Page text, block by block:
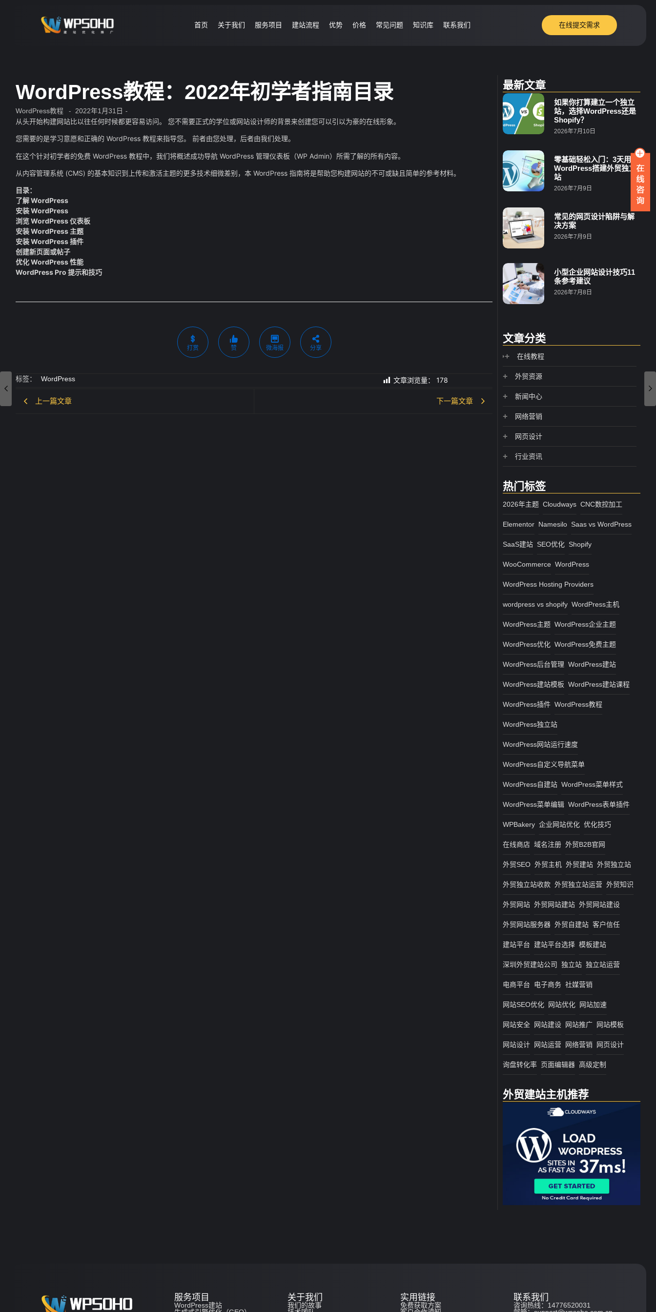
首页 关于我们 服务项目 建站流程 优势 价格 常见问题 知识库 联系我们 在线提交需求
WordPress教程：2022年初学者指南目录
WordPress教程 - 2022年1月31日 -
从头开始构建网站比以往任何时候都更容易访问。 您不需要正式的学位或网站设计师的背景来创建您可以引以为豪的在线形象。
您需要的是学习意愿和正确的 WordPress 教程来指导您。 前者由您处理，后者由我们处理。
在这个针对初学者的免费 WordPress 教程中，我们将概述成功导航 WordPress 管理仪表板（WP Admin）所需了解的所有内容。
从内容管理系统 (CMS) 的基本知识到上传和激活主题的更多技术细微差别，本 WordPress 指南将是帮助您构建网站的不可或缺且简单的参考材料。
目录：
了解 WordPress
安装 WordPress
浏览 WordPress 仪表板
安装 WordPress 主题
安装 WordPress 插件
创建新页面或帖子
优化 WordPress 性能
WordPress Pro 提示和技巧
打赏 赞 微海报 分享
标签： WordPress 文章浏览量： 178
上一篇文章 下一篇文章
最新文章
如果你打算建立一个独立
站，选择WordPress还是
Shopify？
2026年7月10日
零基础轻松入门：3天用
WordPress搭建外贸独立
站
2026年7月9日
常见的网页设计陷阱与解
决方案
2026年7月9日
小型企业网站设计技巧11
条参考建议
2026年7月8日
文章分类
在线教程
外贸资源
新闻中心
网络营销
网页设计
行业资讯
热门标签
2026年主题 Cloudways CNC数控加工
Elementor Namesilo Saas vs WordPress
SaaS建站 SEO优化 Shopify
WooCommerce WordPress
WordPress Hosting Providers
wordpress vs shopify WordPress主机
WordPress主题 WordPress企业主题
WordPress优化 WordPress免费主题
WordPress后台管理 WordPress建站
WordPress建站模板 WordPress建站课程
WordPress插件 WordPress教程
WordPress独立站
WordPress网站运行速度
WordPress自定义导航菜单
WordPress自建站 WordPress菜单样式
WordPress菜单编辑 WordPress表单插件
WPBakery 企业网站优化 优化技巧
在线商店 域名注册 外贸B2B官网
外贸SEO 外贸主机 外贸建站 外贸独立站
外贸独立站收款 外贸独立站运营 外贸知识
外贸网站 外贸网站建站 外贸网站建设
外贸网站服务器 外贸自建站 客户信任
建站平台 建站平台选择 模板建站
深圳外贸建站公司 独立站 独立站运营
电商平台 电子商务 社媒营销
网站SEO优化 网站优化 网站加速
网站安全 网站建设 网站推广 网站模板
网站设计 网站运营 网络营销 网页设计
询盘转化率 页面编辑器 高级定制
外贸建站主机推荐
服务项目
WordPress建站
关于我们
我们的故事
实用链接
免费获取方案
联系我们
咨询热线：14776520031